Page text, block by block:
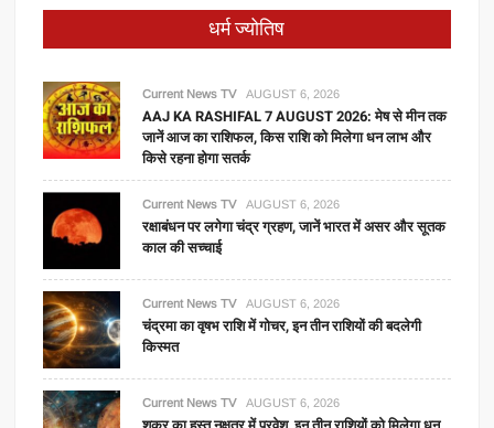
धर्म ज्योतिष
Current News TV AUGUST 6, 2026
AAJ KA RASHIFAL 7 AUGUST 2026: मेष से मीन तक
जानें आज का राशिफल, किस राशि को मिलेगा धन लाभ और
किसे रहना होगा सतर्क
Current News TV AUGUST 6, 2026
रक्षाबंधन पर लगेगा चंद्र ग्रहण, जानें भारत में असर और सूतक
काल की सच्चाई
Current News TV AUGUST 6, 2026
चंद्रमा का वृषभ राशि में गोचर, इन तीन राशियों की बदलेगी
किस्मत
Current News TV AUGUST 6, 2026